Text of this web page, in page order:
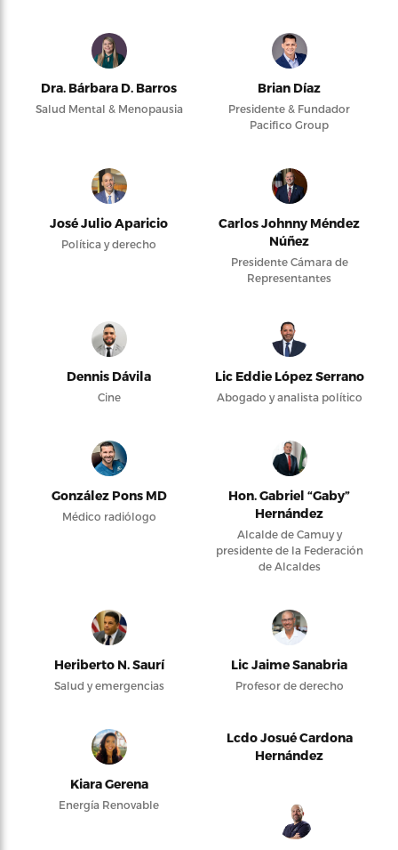
Dra. Bárbara D. Barros
Salud Mental & Menopausia
Brian Díaz
Presidente & Fundador
Pacifico Group
José Julio Aparicio
Política y derecho
Carlos Johnny Méndez
Núñez
Presidente Cámara de
Representantes
Dennis Dávila
Cine
Lic Eddie López Serrano
Abogado y analista político
González Pons MD
Médico radiólogo
Hon. Gabriel “Gaby”
Hernández
Alcalde de Camuy y
presidente de la Federación
de Alcaldes
Heriberto N. Saurí
Salud y emergencias
Lic Jaime Sanabria
Profesor de derecho
Kiara Gerena
Energía Renovable
Lcdo Josué Cardona
Hernández